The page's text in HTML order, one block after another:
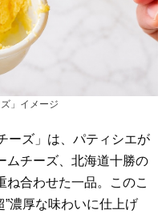
」イメージ
ーズ」は、パティシエが
ムチーズ、北海道十勝の
ね合わせた一品。このこ
”濃厚な味わいに仕上げ